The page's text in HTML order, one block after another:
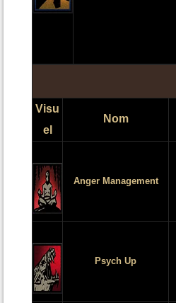
Visu
el
Nom
Anger Management
Psych Up